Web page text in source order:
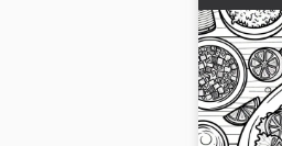
Tacos
Image
Obtiens
gratuite